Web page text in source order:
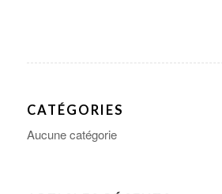
CATÉGORIES
Aucune catégorie